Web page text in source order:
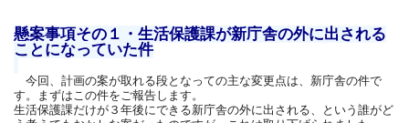
懸案事項その１・生活保護課が新庁舎の外に出される
ことになっていた件
今回、計画の案が取れる段となっての主な変更点は、新庁舎の件で
す。まずはこの件をご報告します。
生活保護課だけが３年後にできる新庁舎の外に出される、という誰がど